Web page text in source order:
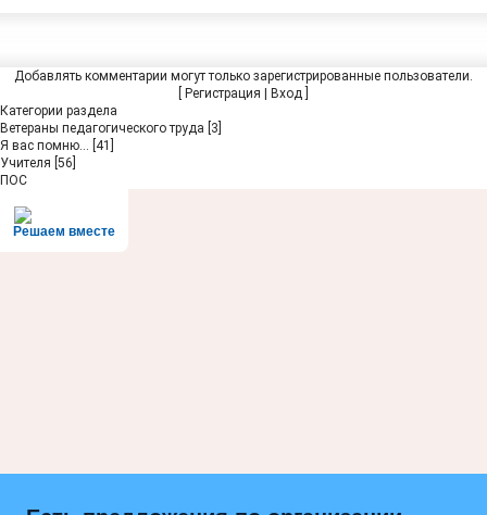
Добавлять комментарии могут только зарегистрированные пользователи.
Регистрация Вход
Категории раздела
Ветераны педагогического труда [3]
Я вас помню... [41]
Учителя [56]
ПОС
Решаем вместе